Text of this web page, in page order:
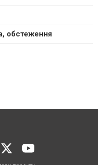
обстеження